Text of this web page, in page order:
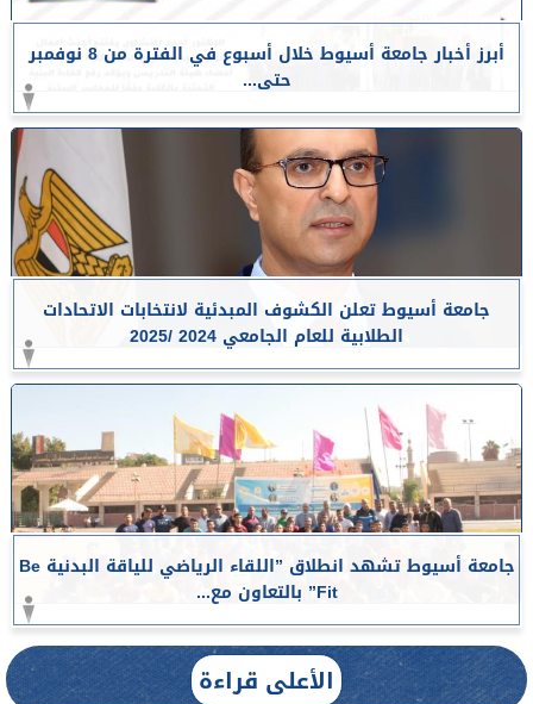
أبرز أخبار جامعة أسيوط خلال أسبوع في الفترة من 8 نوفمبر
حتى...
جامعة أسيوط تعلن الكشوف المبدئية لانتخابات الاتحادات
الطلابية للعام الجامعي 2024 /2025
جامعة أسيوط تشهد انطلاق ”اللقاء الرياضي للياقة البدنية Be
Fit” بالتعاون مع...
الأعلى قراءة